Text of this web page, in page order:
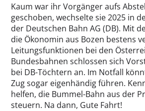
Kaum war ihr Vorgänger aufs
geschoben, wechselte sie 2025 in
der Deutschen Bahn AG (DB). Mit
die Ökonomin aus Bozen bestens
Leitungsfunktionen bei den
Bundesbahnen schlossen sich
bei DB-Töchtern an. Im Notfall
Zug sogar eigenhändig führen.
helfen, die Bummel-Bahn aus der
steuern. Na dann, Gute Fahrt!